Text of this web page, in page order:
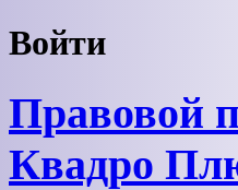
Войти
Правовой
Квадро